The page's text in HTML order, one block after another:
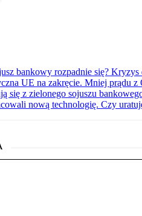
bankowy rozpadnie się? Kryzys
UE na zakręcie. Mniej prądu z
się z zielonego sojuszu
nową technologię. Czy